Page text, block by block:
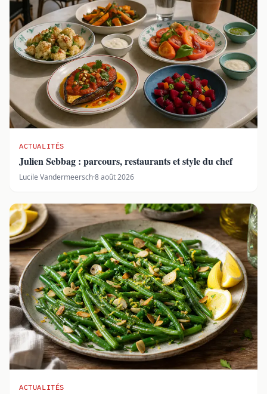
ACTUALITÉS
Julien Sebbag : parcours, restaurants et style du chef
Lucile Vandermeersch·8 août 2026
ACTUALITÉS